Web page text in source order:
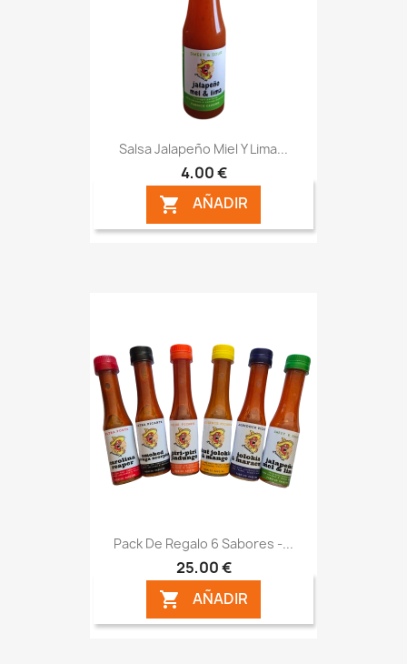
Salsa Jalapeño Miel Y Lima...
4,00 €
 AÑADIR
Pack De Regalo 6 Sabores -...
25,00 €
 AÑADIR